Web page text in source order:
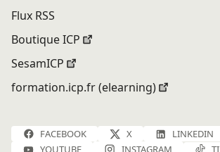
Flux RSS
Boutique ICP
SesamICP
formation.icp.fr (elearning)
FACEBOOK X
LINKEDIN
YOUTUBE
INSTAGRAM